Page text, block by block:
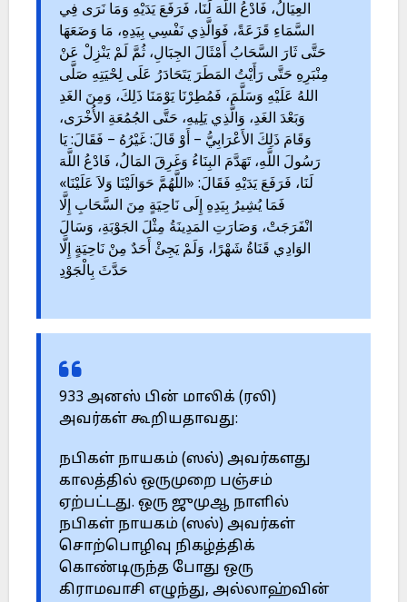
العِيَالُ، فَادْعُ اللَّهَ لَنَا، فَرَفَعَ يَدَيْهِ وَمَا نَرَى فِي
السَّمَاءِ قَزَعَةً، فَوَالَّذِي نَفْسِي بِيَدِهِ، مَا وَضَعَهَا
حَتَّى ثَارَ السَّحَابُ أَمْثَالَ الجِبَالِ، ثُمَّ لَمْ يَنْزِلْ عَنْ
مِنْبَرِهِ حَتَّى رَأَيْتُ المَطَرَ يَتَحَادَرُ عَلَى لِحْيَتِهِ صَلَّى
اللهُ عَلَيْهِ وَسَلَّمَ، فَمُطِرْنَا يَوْمَنَا ذَلِكَ، وَمِنَ الغَدِ
وَبَعْدَ الغَدِ، وَالَّذِي يَلِيهِ، حَتَّى الجُمُعَةِ الأُخْرَى،
وَقَامَ ذَلِكَ الأَعْرَابِيُّ – أَوْ قَالَ: غَيْرُهُ – فَقَالَ: يَا
رَسُولَ اللَّهِ، تَهَدَّمَ البِنَاءُ وَغَرِقَ المَالُ، فَادْعُ اللَّهَ
لَنَا، فَرَفَعَ يَدَيْهِ فَقَالَ: «اللَّهُمَّ حَوَالَيْنَا وَلاَ عَلَيْنَا»
فَمَا يُشِيرُ بِيَدِهِ إِلَى نَاحِيَةٍ مِنَ السَّحَابِ إِلَّا
انْفَرَجَتْ، وَصَارَتِ المَدِينَةُ مِثْلَ الجَوْبَةِ، وَسَالَ
الوَادِي قَنَاةُ شَهْرًا، وَلَمْ يَجِئْ أَحَدٌ مِنْ نَاحِيَةٍ إِلَّا
حَدَّثَ بِالْجَوْدِ
933 அனஸ் பின் மாலிக் (ரலி)
அவர்கள் கூறியதாவது:
நபிகள் நாயகம் (ஸல்) அவர்களது
காலத்தில் ஒருமுறை பஞ்சம்
ஏற்பட்டது. ஒரு ஜுமுஆ நாளில்
நபிகள் நாயகம் (ஸல்) அவர்கள்
சொற்பொழிவு நிகழ்த்திக்
கொண்டிருந்த போது ஒரு
கிராமவாசி எழுந்து, அல்லாஹ்வின்